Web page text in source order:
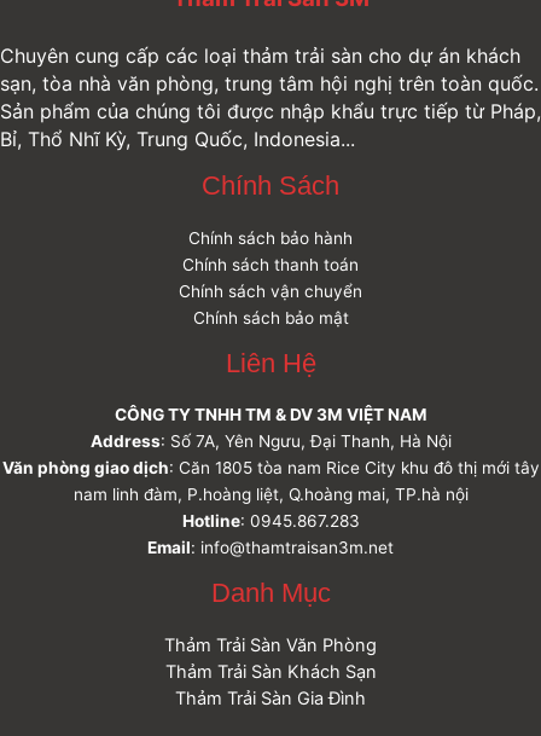
Chuyên cung cấp các loại thảm trải sàn cho dự án khách
sạn, tòa nhà văn phòng, trung tâm hội nghị trên toàn quốc.
Sản phẩm của chúng tôi được nhập khẩu trực tiếp từ Pháp,
Bỉ, Thổ Nhĩ Kỳ, Trung Quốc, Indonesia...
Chính Sách
Chính sách bảo hành
Chính sách thanh toán
Chính sách vận chuyển
Chính sách bảo mật
Liên Hệ
CÔNG TY TNHH TM & DV 3M VIỆT NAM
Address: Số 7A, Yên Ngưu, Đại Thanh, Hà Nội
Văn phòng giao dịch: Căn 1805 tòa nam Rice City khu đô thị mới tây
nam linh đàm, P.hoàng liệt, Q.hoàng mai, TP.hà nội
Hotline: 0945.867.283
Email: info@thamtraisan3m.net
Danh Mục
Thảm Trải Sàn Văn Phòng
Thảm Trải Sàn Khách Sạn
Thảm Trải Sàn Gia Đình